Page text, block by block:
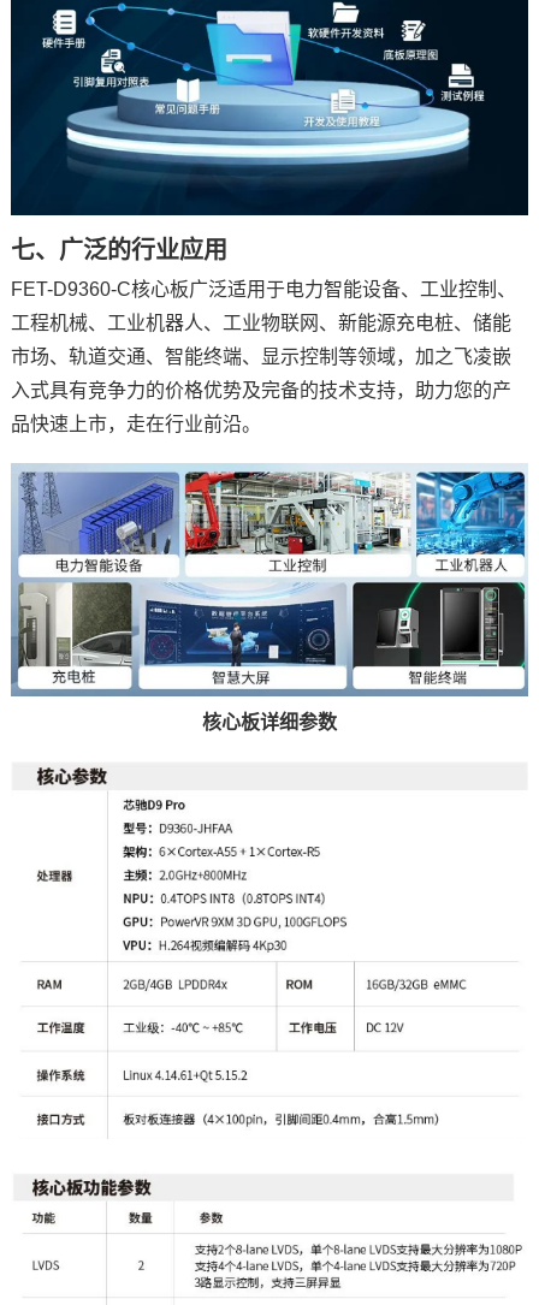
七、广泛的行业应用
FET-D9360-C核心板广泛适用于电力智能设备、工业控制、
工程机械、工业机器人、 工业物联网 、新能源充电桩、储能
市场、 轨道交通、智能终端、显示控制等领域，加之飞凌嵌
入式具有竞争力的价格优势及完备的技术支持，助力您的产
品快速上市，走在行业前沿。
核心板详细参数